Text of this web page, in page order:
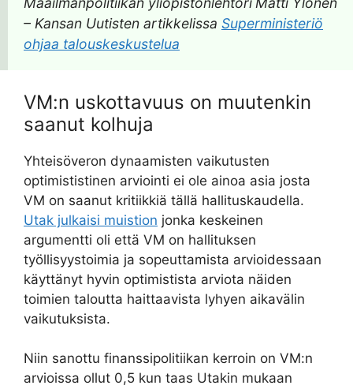
– Kansan Uutisten artikkelissa Superministeriö
ohjaa talouskeskustelua
VM:n uskottavuus on muutenkin
saanut kolhuja
Yhteisöveron dynaamisten vaikutusten
optimististinen arviointi ei ole ainoa asia josta
VM on saanut kritiikkiä tällä hallituskaudella.
Utak julkaisi muistion jonka keskeinen
argumentti oli että VM on hallituksen
työllisyystoimia ja sopeuttamista arvioidessaan
käyttänyt hyvin optimistista arviota näiden
toimien taloutta haittaavista lyhyen aikavälin
vaikutuksista.
Niin sanottu finanssipolitiikan kerroin on VM:n
arvioissa ollut 0,5 kun taas Utakin mukaan